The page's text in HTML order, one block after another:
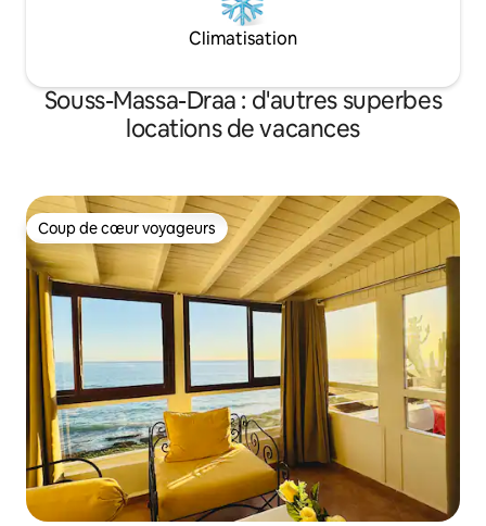
Climatisation
Souss-Massa-Draa : d'autres superbes
locations de vacances
Coup de cœur voyageurs
Coup de cœur voyageurs